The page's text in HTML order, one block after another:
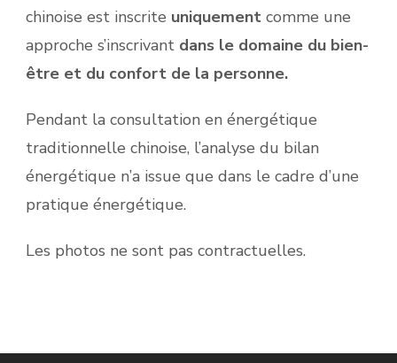
chinoise est inscrite uniquement comme une
approche s’inscrivant dans le domaine du bien-
être et du confort de la personne.
Pendant la consultation en énergétique
traditionnelle chinoise, l’analyse du bilan
énergétique n’a issue que dans le cadre d’une
pratique énergétique.
Les photos ne sont pas contractuelles.